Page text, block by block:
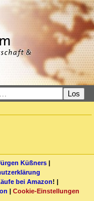
Los
Küßners |
bei Amazon! |
| Cookie-Einstellungen